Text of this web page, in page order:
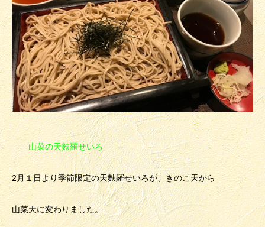
山菜の天麩羅せいろ
2月１日より季節限定の天麩羅せいろが、きのこ天から
山菜天に変わりました。